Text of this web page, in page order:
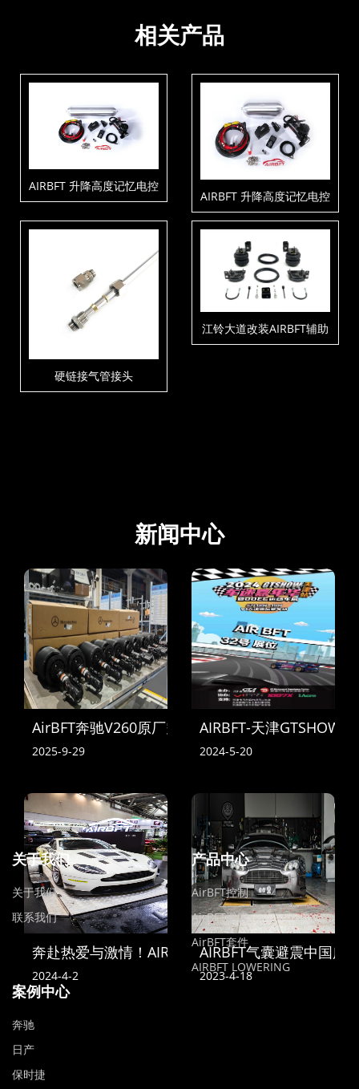
相关产品
AIRBFT 升降高度记忆电控
套件V4-P3-C1-T5
AIRBFT 升降高度记忆电控
套件V4-P3-C1-T3
硬链接气管接头
江铃大道改装AIRBFT辅助
承载气囊
新闻中心
AirBFT奔驰V260原厂空气悬挂到货
2025-9-29
AIRBFT-天津GTSHOW
2024-5-20
奔赴热爱与激情！AIRBFT中国亮相2024苏州GT
2024-4-2
AIRBFT气囊避震中国广
2023-4-18
关于我们
关于我们
联系我们
产品中心
AirBFT控制
AirBFT避震
AirBFT套件
AIRBFT LOWERING
案例中心
奔驰
日产
保时捷